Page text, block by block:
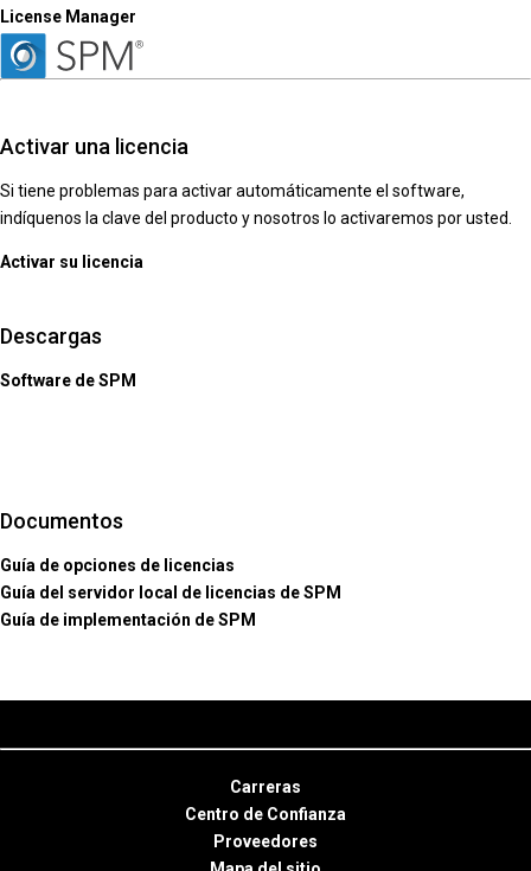
License Manager
Activar una licencia
Si tiene problemas para activar automáticamente el software,
indíquenos la clave del producto y nosotros lo activaremos por usted.
Activar su licencia
Descargas
Software de SPM
Documentos
Guía de opciones de licencias
Guía del servidor local de licencias de SPM
Guía de implementación de SPM
Carreras
Centro de Confianza
Proveedores